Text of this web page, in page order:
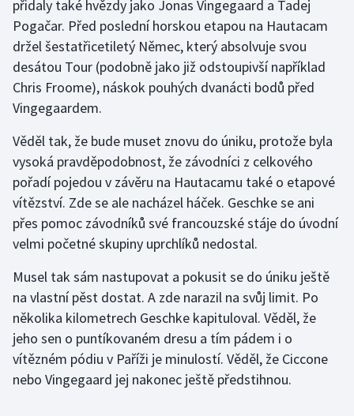
Stolní tenis
Triatlon
Veslování
Volejbal
Ostatní
přidaly také hvězdy jako Jonas Vingegaard a Tadej
Pogačar. Před poslední horskou etapou na Hautacam
držel šestatřicetiletý Němec, který absolvuje svou
desátou Tour (podobně jako již odstoupivší například
Chris Froome), náskok pouhých dvanácti bodů před
Vingegaardem.
Věděl tak, že bude muset znovu do úniku, protože byla
vysoká pravděpodobnost, že závodníci z celkového
pořadí pojedou v závěru na Hautacamu také o etapové
vítězství. Zde se ale nacházel háček. Geschke se ani
přes pomoc závodníků své francouzské stáje do úvodní
velmi početné skupiny uprchlíků nedostal.
Musel tak sám nastupovat a pokusit se do úniku ještě
na vlastní pěst dostat. A zde narazil na svůj limit. Po
několika kilometrech Geschke kapituloval. Věděl, že
jeho sen o puntíkovaném dresu a tím pádem i o
vítězném pódiu v Paříži je minulostí. Věděl, že Ciccone
nebo Vingegaard jej nakonec ještě předstihnou.